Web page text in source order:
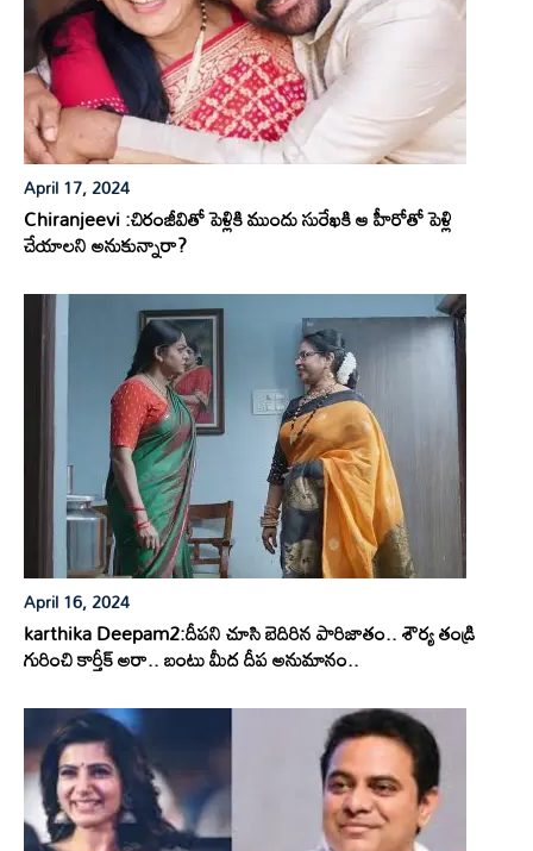
April 17, 2024
Chiranjeevi :చిరంజీవితో పెళ్లికి ముందు సురేఖకి ఆ హీరోతో పెళ్లి
చేయాలని అనుకున్నారా?
April 16, 2024
karthika Deepam2:దీపని చూసి బెదిరిన పారిజాతం.. శౌర్య తండ్రి
గురించి కార్తీక్ అరా.. బంటు మీద దీప అనుమానం..